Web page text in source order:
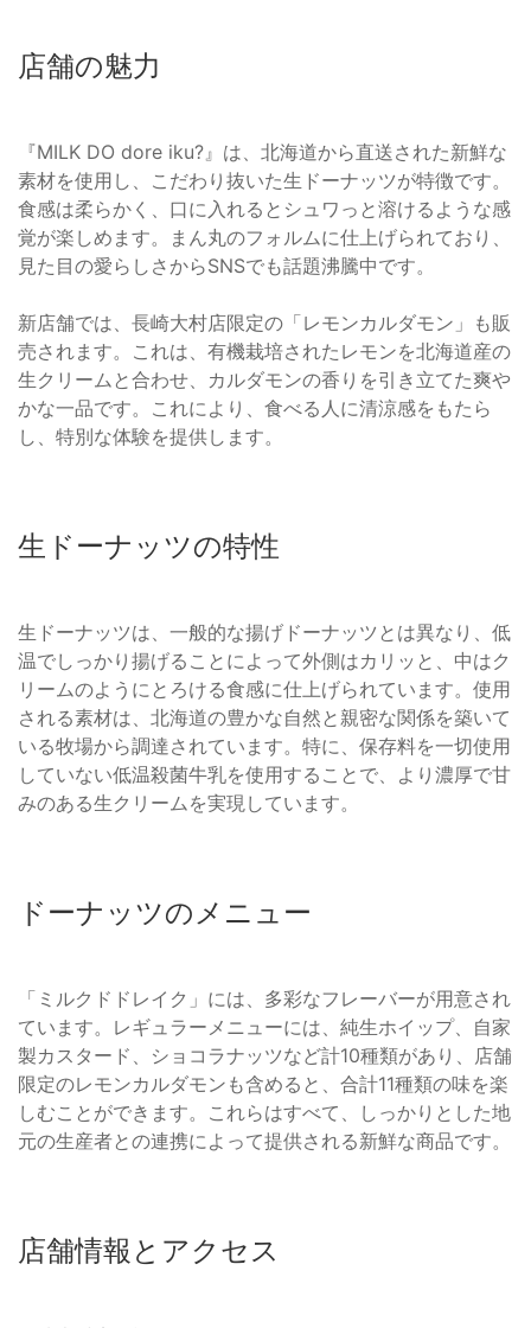
店舗の魅力
『MILK DO dore iku?』は、北海道から直送された新鮮な
素材を使用し、こだわり抜いた生ドーナッツが特徴です。
食感は柔らかく、口に入れるとシュワっと溶けるような感
覚が楽しめます。まん丸のフォルムに仕上げられており、
見た目の愛らしさからSNSでも話題沸騰中です。
新店舗では、長崎大村店限定の「レモンカルダモン」も販
売されます。これは、有機栽培されたレモンを北海道産の
生クリームと合わせ、カルダモンの香りを引き立てた爽や
かな一品です。これにより、食べる人に清涼感をもたら
し、特別な体験を提供します。
生ドーナッツの特性
生ドーナッツは、一般的な揚げドーナッツとは異なり、低
温でしっかり揚げることによって外側はカリッと、中はク
リームのようにとろける食感に仕上げられています。使用
される素材は、北海道の豊かな自然と親密な関係を築いて
いる牧場から調達されています。特に、保存料を一切使用
していない低温殺菌牛乳を使用することで、より濃厚で甘
みのある生クリームを実現しています。
ドーナッツのメニュー
「ミルクドドレイク」には、多彩なフレーバーが用意され
ています。レギュラーメニューには、純生ホイップ、自家
製カスタード、ショコラナッツなど計10種類があり、店舗
限定のレモンカルダモンも含めると、合計11種類の味を楽
しむことができます。これらはすべて、しっかりとした地
元の生産者との連携によって提供される新鮮な商品です。
店舗情報とアクセス